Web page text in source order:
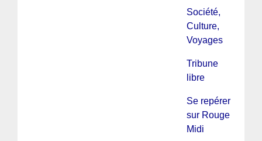
Société,
Culture,
Voyages
Tribune
libre
Se repérer
sur Rouge
Midi